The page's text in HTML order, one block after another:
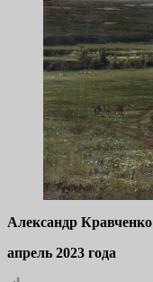
Александр Кравченко
апрель 2023 года